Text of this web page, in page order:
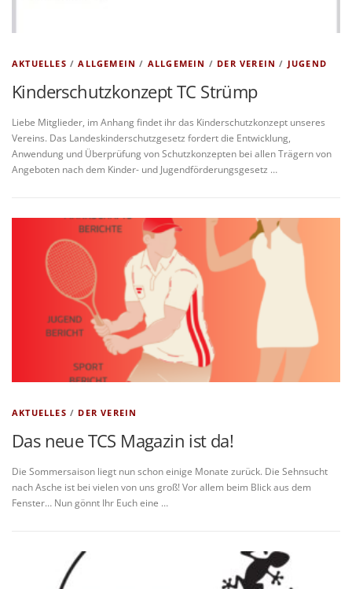
AKTUELLES /ALLGEMEIN / ALLGEMEIN / DER VEREIN / JUGEND
Kinderschutzkonzept TC Strümp
Liebe Mitglieder, im Anhang findet ihr das Kinderschutzkonzept unseres
Vereins. Das Landeskinderschutzgesetz fordert die Entwicklung,
Anwendung und Überprüfung von Schutzkonzepten bei allen Trägern von
Angeboten nach dem Kinder- und Jugendförderungsgesetz …
AKTUELLES / DER VEREIN
Das neue TCS Magazin ist da!
Die Sommersaison liegt nun schon einige Monate zurück. Die Sehnsucht
nach Asche ist bei vielen von uns groß! Vor allem beim Blick aus dem
Fenster… Nun gönnt Ihr Euch eine …